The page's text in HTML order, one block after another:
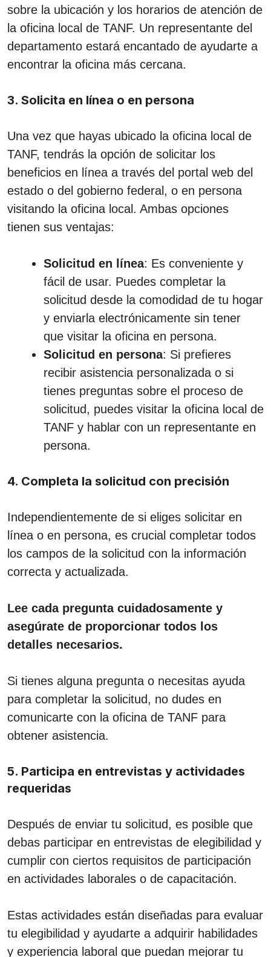
sobre la ubicación y los horarios de atención de
la oficina local de TANF. Un representante del
departamento estará encantado de ayudarte a
encontrar la oficina más cercana.
3. Solicita en línea o en persona
Una vez que hayas ubicado la oficina local de
TANF, tendrás la opción de solicitar los
beneficios en línea a través del portal web del
estado o del gobierno federal, o en persona
visitando la oficina local. Ambas opciones
tienen sus ventajas:
Solicitud en línea: Es conveniente y
fácil de usar. Puedes completar la
solicitud desde la comodidad de tu hogar
y enviarla electrónicamente sin tener
que visitar la oficina en persona.
Solicitud en persona: Si prefieres
recibir asistencia personalizada o si
tienes preguntas sobre el proceso de
solicitud, puedes visitar la oficina local de
TANF y hablar con un representante en
persona.
4. Completa la solicitud con precisión
Independientemente de si eliges solicitar en
línea o en persona, es crucial completar todos
los campos de la solicitud con la información
correcta y actualizada.
Lee cada pregunta cuidadosamente y
asegúrate de proporcionar todos los
detalles necesarios.
Si tienes alguna pregunta o necesitas ayuda
para completar la solicitud, no dudes en
comunicarte con la oficina de TANF para
obtener asistencia.
5. Participa en entrevistas y actividades
requeridas
Después de enviar tu solicitud, es posible que
debas participar en entrevistas de elegibilidad y
cumplir con ciertos requisitos de participación
en actividades laborales o de capacitación.
Estas actividades están diseñadas para evaluar
tu elegibilidad y ayudarte a adquirir habilidades
y experiencia laboral que puedan mejorar tu